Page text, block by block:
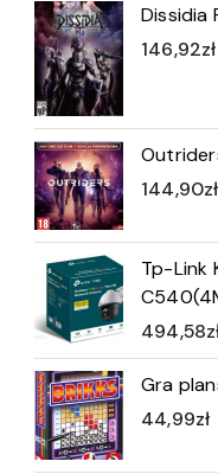
Dissidia
146,92zł
144,90zł
Tp-Link
494,58
Gra
44,99zł